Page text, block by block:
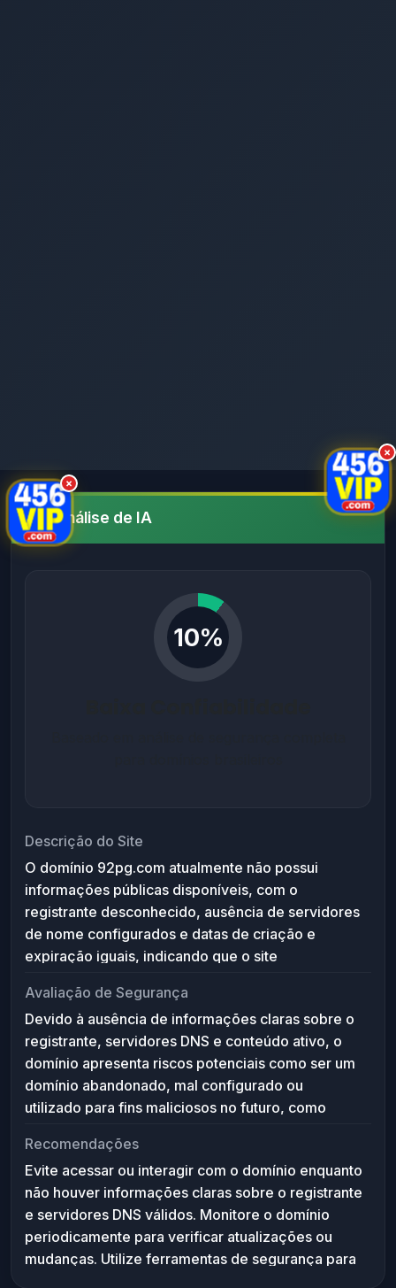
Análise de IA
10%
Descrição do Site
O domínio 92pg.com atualmente não possui
informações públicas disponíveis, com o
registrante desconhecido, ausência de servidores
de nome configurados e datas de criação e
expiração iguais, indicando que o site
Sem conteúdo acessível, não é possível
determinar seu propósito ou funcionalidade.
Avaliação de Segurança
Devido à ausência de informações claras sobre o
registrante, servidores DNS e conteúdo ativo, o
domínio apresenta riscos potenciais como ser um
domínio abandonado, mal configurado ou
utilizado para fins maliciosos no futuro, como
evitar fornecer dados pessoais ou acessar links
relacionados até que o domínio esteja
devidamente configurado e verificado.
Recomendações
Evite acessar ou interagir com o domínio enquanto
não houver informações claras sobre o registrante
e servidores DNS válidos. Monitore o domínio
periodicamente para verificar atualizações ou
mudanças. Utilize ferramentas de segurança para
×
×